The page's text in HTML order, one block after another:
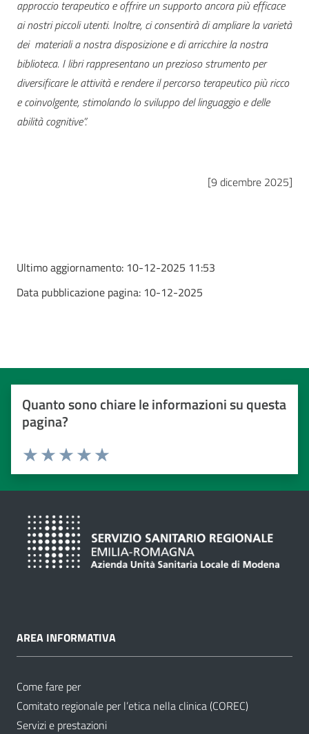
approccio terapeutico e offrire un supporto ancora più efficace
ai nostri piccoli utenti. Inoltre, ci consentirà di ampliare la varietà
dei materiali a nostra disposizione e di arricchire la nostra
biblioteca. I libri rappresentano un prezioso strumento per
diversificare le attività e rendere il percorso terapeutico più ricco
e coinvolgente, stimolando lo sviluppo del linguaggio e delle
abilità cognitive”.
[9 dicembre 2025]
Ultimo aggiornamento: 10-12-2025 11:53
Data pubblicazione pagina: 10-12-2025
Quanto sono chiare le informazioni su questa
pagina?
Valuta da 1 a 5 stelle
Valuta 5 stelle su 5
Valuta 4 stelle su 5
Valuta 3 stelle su 5
Valuta 2 stelle su 5
Valuta 1 stelle su 5
AREA INFORMATIVA
Come fare per
Comitato regionale per l’etica nella clinica (COREC)
Servizi e prestazioni